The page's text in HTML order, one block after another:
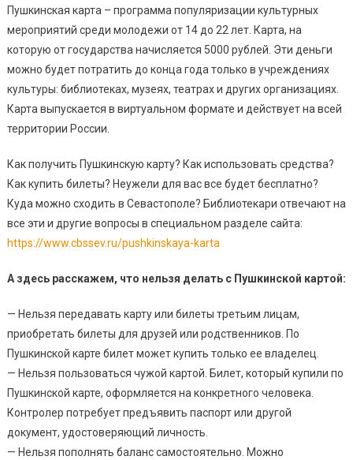
Пушкинская карта – программа популяризации культурных
мероприятий среди молодежи от 14 до 22 лет. Карта, на
которую от государства начисляется 5000 рублей. Эти деньги
можно будет потратить до конца года только в учреждениях
культуры: библиотеках, музеях, театрах и других организациях.
Карта выпускается в виртуальном формате и действует на всей
территории России.
Как получить Пушкинскую карту? Как использовать средства?
Как купить билеты? Неужели для вас все будет бесплатно?
Куда можно сходить в Севастополе? Библиотекари отвечают на
все эти и другие вопросы в специальном разделе сайта:
https://www.cbssev.ru/pushkinskaya-karta
А здесь расскажем, что нельзя делать с Пушкинской картой:
— Нельзя передавать карту или билеты третьим лицам,
приобретать билеты для друзей или родственников. По
Пушкинской карте билет может купить только ее владелец.
— Нельзя пользоваться чужой картой. Билет, который купили по
Пушкинской карте, оформляется на конкретного человека.
Контролер потребует предъявить паспорт или другой
документ, удостоверяющий личность.
— Нельзя пополнять баланс самостоятельно. Можно